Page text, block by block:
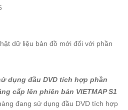
dữ liệu bản đồ mới đối với phần
dụng đầu DVD tích hợp phần
cấp lên phiên bản VIETMAPS1
đang sử dụng đầu DVD tích hợp